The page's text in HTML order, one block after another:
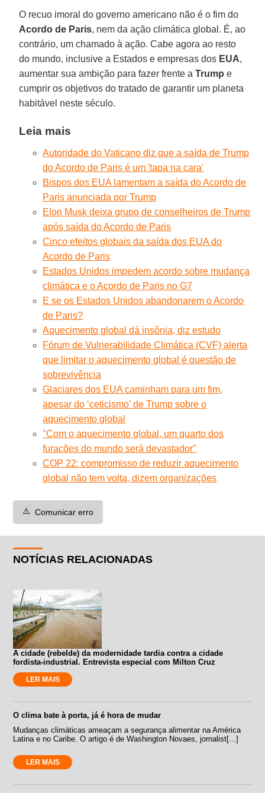
O recuo imoral do governo americano não é o fim do
Acordo de Paris, nem da ação climática global. É, ao
contrário, um chamado à ação. Cabe agora ao resto
do mundo, inclusive a Estados e empresas dos EUA,
aumentar sua ambição para fazer frente aTrump e
cumprir os objetivos do tratado de garantir um planeta
habitável neste século.
Leia mais
Autoridade do Vaticano diz que a saída de Trump
do Acordo de Paris é um 'tapa na cara'
Bispos dos EUA lamentam a saída do Acordo de
Paris anunciada por Trump
Elon Musk deixa grupo de conselheiros de Trump
após saída do Acordo de Paris
Cinco efeitos globais da saída dos EUA do
Acordo de Paris
Estados Unidos impedem acordo sobre mudança
climática e o Acordo de Paris no G7
E se os Estados Unidos abandonarem o Acordo
de Paris?
Aquecimento global dá insônia, diz estudo
Fórum de Vulnerabilidade Climática (CVF) alerta
que limitar o aquecimento global é questão de
sobrevivência
Glaciares dos EUA caminham para um fim,
apesar do ‘ceticismo’ de Trump sobre o
aquecimento global
"Com o aquecimento global, um quarto dos
furacões do mundo será devastador"
COP 22: compromisso de reduzir aquecimento
global não tem volta, dizem organizações
⚠️ Comunicar erro
NOTÍCIAS RELACIONADAS
A cidade (rebelde) da modernidade tardia contra a cidade
fordista-industrial. Entrevista especial com Milton Cruz
LER MAIS
O clima bate à porta, já é hora de mudar
Mudanças climáticas ameaçam a segurança alimentar na América
Latina e no Caribe. O artigo é de Washington Novaes, jornalist[...]
LER MAIS